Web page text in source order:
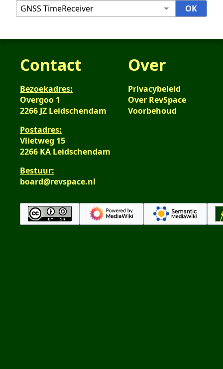
Contact
Bezoekadres:
Overgoo 1
2266 JZ Leidschendam
Postadres:
Vlietweg 15
2266 KA Leidschendam
Bestuur:
board@revspace.nl
Over
Privacybeleid
Over RevSpace
Voorbehoud